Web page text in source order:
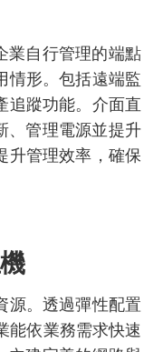
業自行管理的端點
情形。包括遠端監
追蹤功能。介面直
、管理電源並提升
升管理效率，確保
源。透過彈性配置
能依業務需求快速